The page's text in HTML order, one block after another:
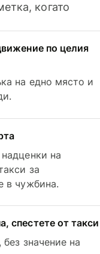
когато
по целия
на едно място и
на
за
в чужбина.
спестете от такси
значение на